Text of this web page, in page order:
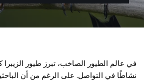
في عالم الطيور الصاخب، تبرز طيور الزيبرا
نشاطًا في التواصل. على الرغم من أن